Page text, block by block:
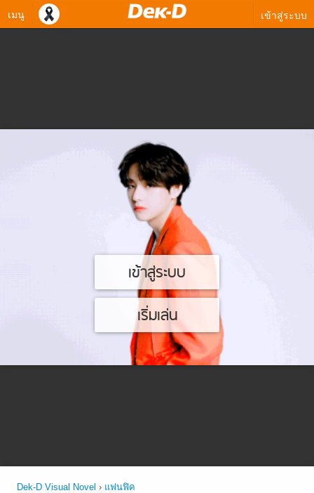
เมนู เข้าสู่ระบบ
เข้าสู่ระบบ
เริ่มเล่น
Dek-D Visual Novel › แฟนฟิค